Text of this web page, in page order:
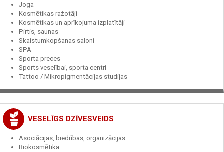
Joga
Kosmētikas ražotāji
Kosmētikas un aprīkojuma izplatītāji
Pirtis, saunas
Skaistumkopšanas saloni
SPA
Sporta preces
Sports veselībai, sporta centri
Tattoo / Mikropigmentācijas studijas
VESELĪGS DZĪVESVEIDS
Asociācijas, biedrības, organizācijas
Biokosmētika